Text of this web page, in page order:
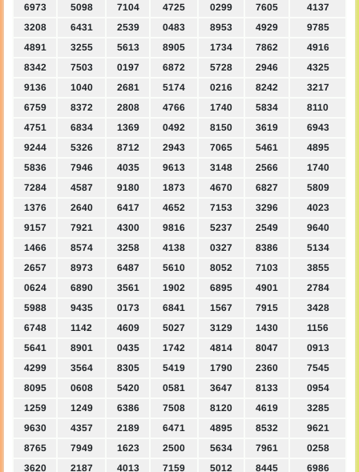
6973
5098 7104 4725 0299 7605
4137
3208
6431 2539 0483 8953 4929
9785
4891
3255 5613 8905 1734 7862
4916
8342
7503 0197 6872 5728 2946
4325
9136
1040 2681 5174 0216 8242
3217
6759
8372 2808 4766 1740 5834
8110
4751
6834 1369 0492 8150 3619
6943
9244
5326 8712 2943 7065 5461
4895
5836
7946 4035 9613 3148 2566
1740
7284
4587 9180 1873 4670 6827
5809
1376
2640 6417 4652 7153 3296
4023
9157
7921 4300 9816 5237 2549
9640
1466
8574 3258 4138 0327 8386
5134
2657
8973 6487 5610 8052 7103
3855
0624
6890 3561 1902 6895 4901
2784
5988
9435 0173 6841 1567 7915
3428
6748
1142 4609 5027 3129 1430
1156
5641
8901 0435 1742 4814 8047
0913
4299
3564 8305 5419 1790 2360
7545
8095
0608 5420 0581 3647 8133
0954
1259
1249 6386 7508 8120 4619
3285
9630
4357 2189 6471 4895 8532
9621
8765
7949 1623 2500 5634 7961
0258
3620
2187 4013 7159 5012 8445 6986